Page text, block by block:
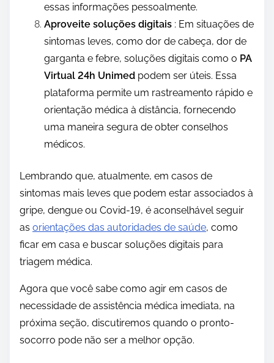
essas informações pessoalmente.
Aproveite soluções digitais : Em situações de
sintomas leves, como dor de cabeça, dor de
garganta e febre, soluções digitais como o PA
Virtual 24h Unimed podem ser úteis. Essa
plataforma permite um rastreamento rápido e
orientação médica à distância, fornecendo
uma maneira segura de obter conselhos
médicos.
Lembrando que, atualmente, em casos de
sintomas mais leves que podem estar associados à
gripe, dengue ou Covid-19, é aconselhável seguir
as orientações das autoridades de saúde, como
ficar em casa e buscar soluções digitais para
triagem médica.
Agora que você sabe como agir em casos de
necessidade de assistência médica imediata, na
próxima seção, discutiremos quando o pronto-
socorro pode não ser a melhor opção.